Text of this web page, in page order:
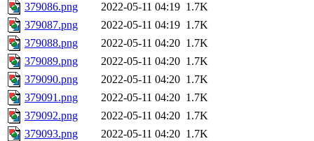
379086.png
2022-05-11 04:19 1.7K
379087.png
2022-05-11 04:19 1.7K
379088.png
2022-05-11 04:20 1.7K
379089.png
2022-05-11 04:20 1.7K
379090.png
2022-05-11 04:20 1.7K
379091.png
2022-05-11 04:20 1.7K
379092.png
2022-05-11 04:20 1.7K
379093.png
2022-05-11 04:20 1.7K